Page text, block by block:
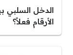
الدخل السلبي
الأرقام فعلاً؟